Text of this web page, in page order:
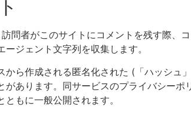
訪問者がこのサイトにコメントを残す際、
ージェント文字列を収集します。
から作成される匿名化された (「ハッシ
があります。同サービスのプライバシー
ともに一般公開されます。